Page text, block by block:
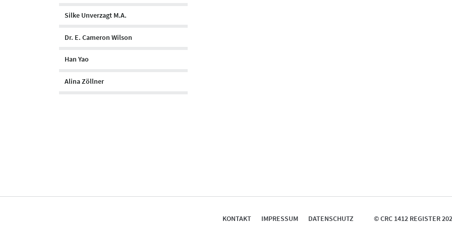
Silke Unverzagt M.A.
Dr. E. Cameron Wilson
Han Yao
Alina Zöllner
KONTAKT IMPRESSUM DATENSCHUTZ © CRC 1412 REGISTER